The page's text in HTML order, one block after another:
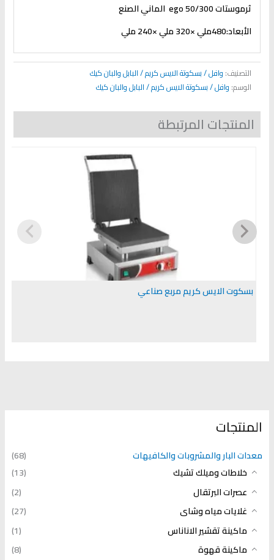
المنتجات
معدات البار والمشروبات والكافيهات
(68)
خلاطات وميلك تشيك
(13)
عصرات البرتقال
(2)
غلايات مياه وشاى
(27)
ماكينة تقشير الاناناس
(1)
ماكينة قهوة
(8)
ثرموستات 50/300
egoالماني الصنع
الأبعاد:480ملي ×320 ملي ×240 ملي
التصنيف: وافل / بسكوتة الايس كريم / البابل والبان كيك
الوسم: وافل / بسكوتة الايس كريم / البابل والبان كيك
المنتجات المرتبطة
بسكوت الايس كريم مربع صناعي